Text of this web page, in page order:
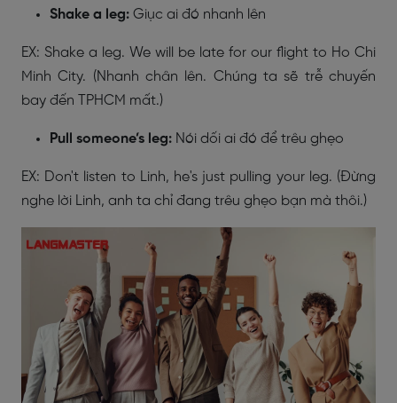
Shake a leg: Giục ai đó nhanh lên
EX: Shake a leg. We will be late for our flight to Ho Chi
Minh City. (Nhanh chân lên. Chúng ta sẽ trễ chuyến
bay đến TPHCM mất.)
Pull someone’s leg: Nói dối ai đó để trêu ghẹo
EX: Don't listen to Linh, he's just pulling your leg. (Đừng
nghe lời Linh, anh ta chỉ đang trêu ghẹo bạn mà thôi.)